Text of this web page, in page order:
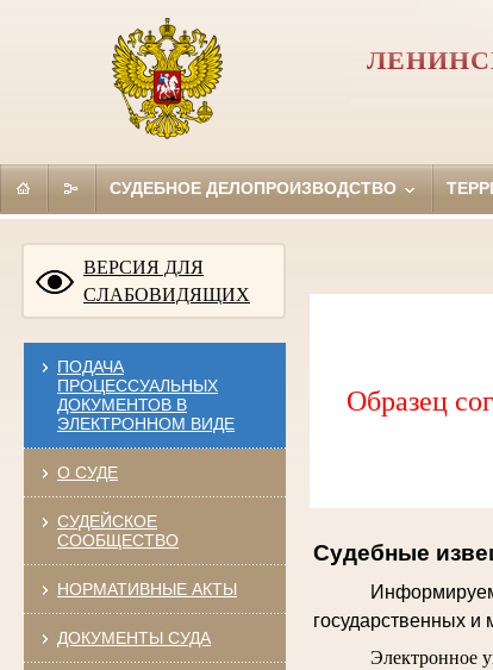
СУДЕБНОЕ ДЕЛОПРОИЗВОДСТВО
ВЕРСИЯ ДЛЯ
СЛАБОВИДЯЩИХ
ПОДАЧА
ПРОЦЕССУАЛЬНЫХ
ДОКУМЕНТОВ В
ЭЛЕКТРОННОМ ВИДЕ
О СУДЕ
СУДЕЙСКОЕ
СООБЩЕСТВО
НОРМАТИВНЫЕ АКТЫ
ДОКУМЕНТЫ СУДА
Образец
Судебные
государственных и
Электронное